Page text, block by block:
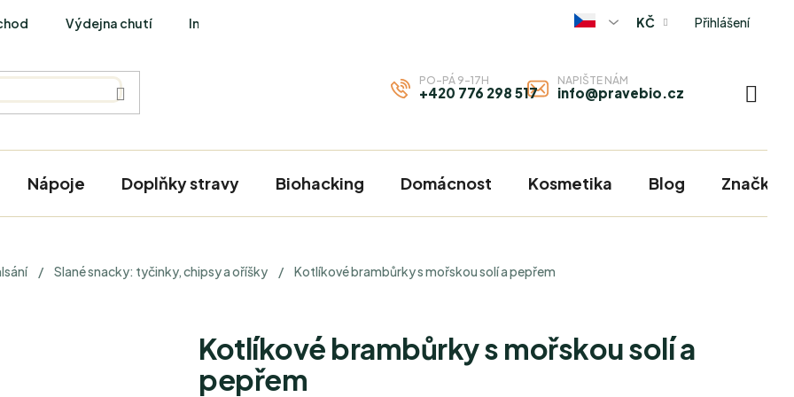
Výdejna chutí Interviews KČ Přihlášení
PO-PÁ 9-17H
+420 776 298 517
NAPIŠTE NÁM
info@pravebio.cz
Nápoje Doplňky stravy Biohacking Domácnost Kosmetika Blog Značky
/ Slané snacky: tyčinky, chipsy a oříšky / Kotlíkové brambůrky s mořskou solí a pepřem
Kotlíkové brambůrky s mořskou solí a
pepřem